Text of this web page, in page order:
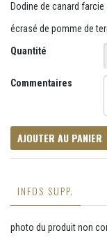
Dodine de canard
écrasé de pomme de
Quantité
Commentaires
AJOUTER AU PANIER
INFOS SUPP.
photo du produit non